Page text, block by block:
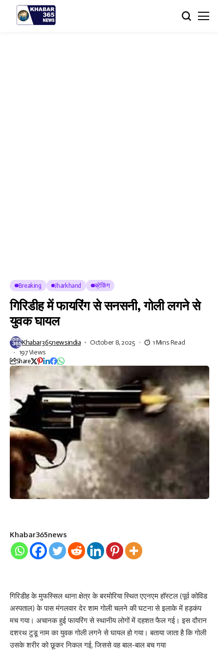
Breaking Jharkhand ब्रेकिंग
गिरिडीह में फायरिंग से सनसनी, गोली लगने से
युवक घायल
Khabar365newsindia October 8, 2025
1 Mins Read
197 Views
Share
Khabar365news
गिरिडीह के मुफस्सिल थाना क्षेत्र के बरमोरिया स्थित एएनएम हॉस्टल (पूर्व कोविड
अस्पताल) के पास मंगलवार देर शाम गोली चलने की घटना से इलाके में हड़कंप
मच गया। अचानक हुई फायरिंग से स्थानीय लोगों में दहशत फैल गई। इस दौरान
दशरथ टुडू नाम का युवक गोली लगने से घायल हो गया। बताया जाता है कि गोली
उसके शरीर को छूकर निकल गई, जिससे वह बाल-बाल बच गया